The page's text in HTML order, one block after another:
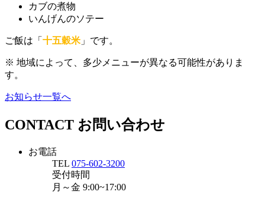
カブの煮物
いんげんのソテー
ご飯は「 十五穀米 」です。
※ 地域によって、多少メニューが異なる可能性がありま
す。
お知らせ一覧へ
CONTACT お問い合わせ
お電話
TEL 075-602-3200
受付時間
月～金 9:00~17:00